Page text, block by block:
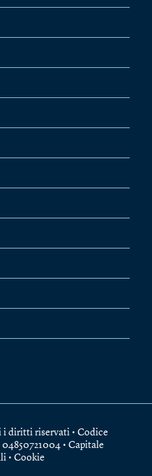
i diritti riservati • Codice
• Capitale
• Cookie